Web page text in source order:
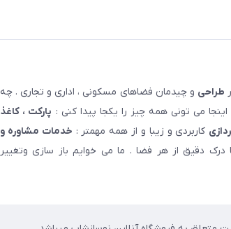
طراحی و چیدمان فضاهای مسکونی ، اداری و تجاری . چه
می تونی همه چیز را یکجا پیدا کنی : پارکت ، کاغذ
کاربردی و زیبا و از همه مهمتر : خدمات مشاوره و
دقیق از هر فضا . ما می خوایم باز سازی وتغییر